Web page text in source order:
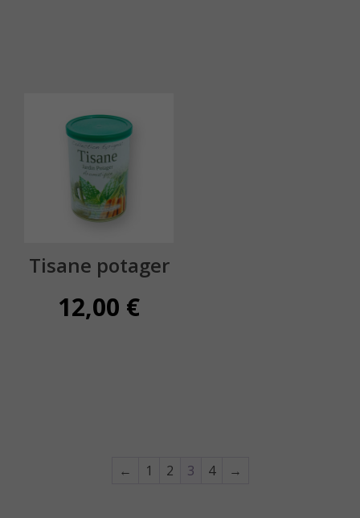
Tisane potager
12,00 €
← 1 2 3 4 →